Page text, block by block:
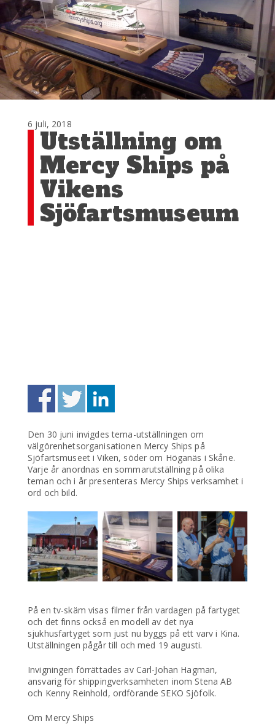
6 juli, 2018
Utställning om
Mercy Ships på
Vikens
Sjöfartsmuseum
Den 30 juni invigdes tema-utställningen om
välgörenhetsorganisationen Mercy Ships på
Sjöfartsmuseet i Viken, söder om Höganäs i Skåne.
Varje år anordnas en sommarutställning på olika
teman och i år presenteras Mercy Ships verksamhet i
ord och bild.
På en tv-skäm visas filmer från vardagen på fartyget
och det finns också en modell av det nya
sjukhusfartyget som just nu byggs på ett varv i Kina.
Utställningen pågår till och med 19 augusti.
Invigningen förrättades av Carl-Johan Hagman,
ansvarig för shippingverksamheten inom Stena AB
och Kenny Reinhold, ordförande SEKO Sjöfolk.
Om Mercy Ships